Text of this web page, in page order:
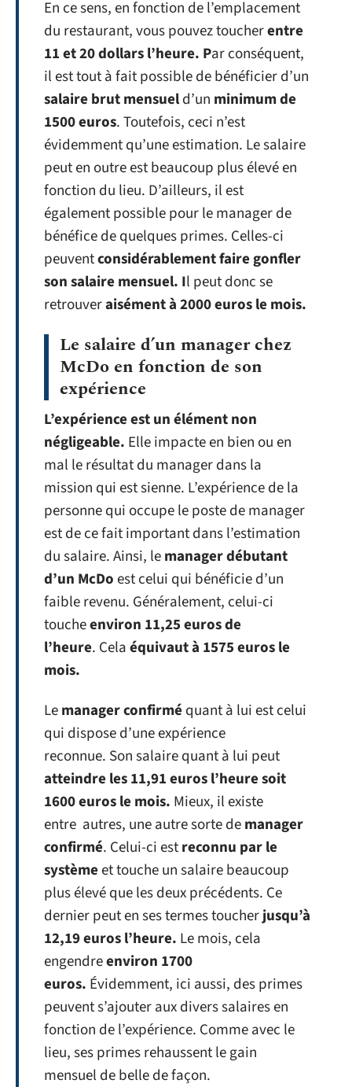
En ce sens, en fonction de l’emplacement
du restaurant, vous pouvez toucherentre
11 et 20 dollars l’heure. Par conséquent,
il est tout à fait possible de bénéficier d’un
salaire brut mensueld’un minimum de
1500 euros. Toutefois, ceci n’est
évidemment qu’une estimation. Le salaire
peut en outre est beaucoup plus élevé en
fonction du lieu. D’ailleurs, il est
également possible pour le manager de
bénéfice de quelques primes. Celles-ci
peuventconsidérablement faire gonfler
son salaire mensuel. Il peut donc se
retrouveraisément à 2000 euros le mois.
Le salaire d’un manager chez
McDo en fonction de son
expérience
L’expérience est un élément non
négligeable. Elle impacte en bien ou en
mal le résultat du manager dans la
mission qui est sienne. L’expérience de la
personne qui occupe le poste de manager
est de ce fait important dans l’estimation
du salaire. Ainsi, lemanager débutant
d’un McDoest celui qui bénéficie d’un
faible revenu. Généralement, celui-ci
toucheenviron 11,25 euros de
l’heure. Celaéquivaut à 1575 euros le
mois.
Lemanager confirmé quant à lui est celui
qui dispose d’une expérience
reconnue. Son salaire quant à lui peut
atteindre les 11,91 euros l’heure soit
1600 euros le mois. Mieux, il existe
entre autres, une autre sorte demanager
confirmé. Celui-ci estreconnu par le
systèmeet touche un salaire beaucoup
plus élevé que les deux précédents. Ce
dernier peut en ses termes toucherjusqu’à
12,19 euros l’heure. Le mois, cela
engendreenviron 1700
euros. Évidemment, ici aussi, des primes
peuvent s’ajouter aux divers salaires en
fonction de l’expérience. Comme avec le
lieu, ses primes rehaussent le gain
mensuel de belle de façon.